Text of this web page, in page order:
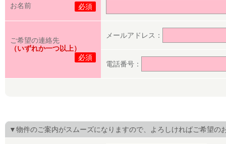
お名前 必須
ご希望の連絡先
（いずれか一つ以上）
必須
メールアドレス：
電話番号：
▼物件のご案内がスムーズになりますので、よろしければご希望の